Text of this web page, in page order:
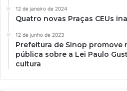
12 de janeiro de 2024
Quatro novas Praças CEUs
12 de junho de 2023
Prefeitura de Sinop promove
pública sobre a Lei Paulo
cultura